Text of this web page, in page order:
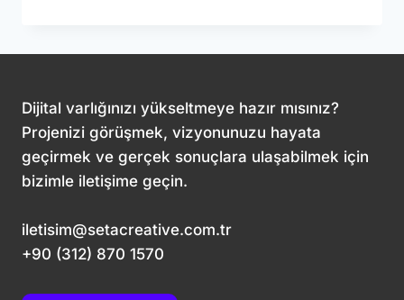
DIJITAL
BAŞARI
Dijital varlığınızı yükseltmeye hazır mısınız?
Projenizi görüşmek, vizyonunuzu hayata
geçirmek ve gerçek sonuçlara ulaşabilmek için
bizimle iletişime geçin.
iletisim@setacreative.com.tr
+90 (312) 870 1570